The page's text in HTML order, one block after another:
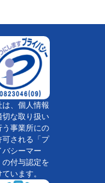
は、個人情報
切な取り扱い
う事業所にの
可される「プ
バシーマー
の付与認定を
います。